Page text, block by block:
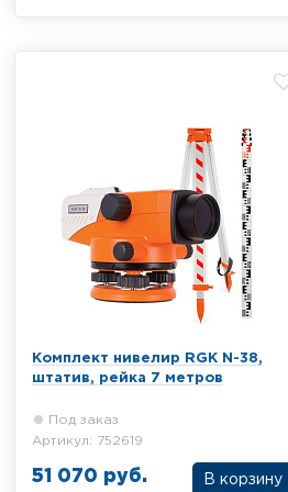
Комплект нивелир RGK N-38,
штатив, рейка 7 метров
Под заказ
Артикул: 752619
51 070 руб. В корзину